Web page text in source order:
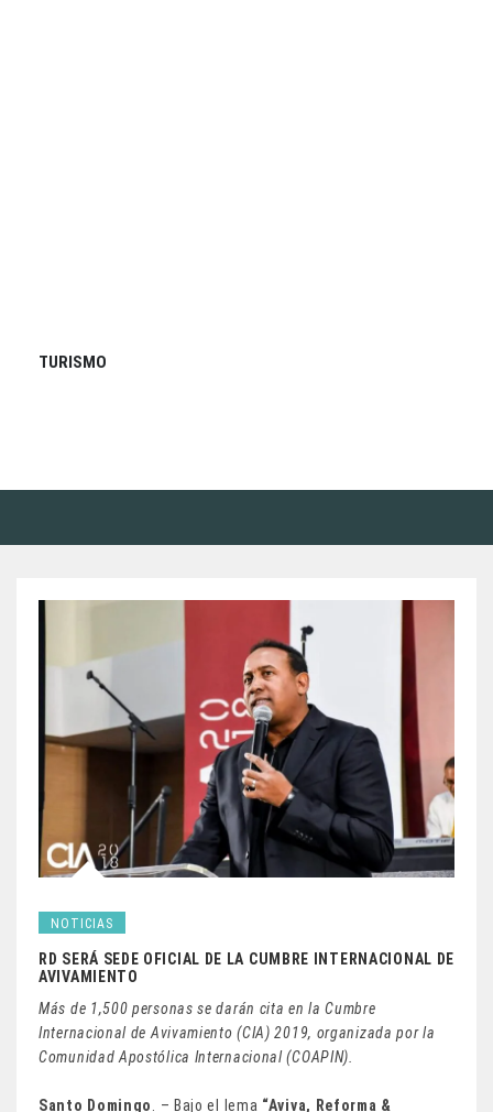
TURISMO
NOTICIAS
RD SERÁ SEDE OFICIAL DE LA CUMBRE INTERNACIONAL DE
AVIVAMIENTO
Más de 1,500 personas se darán cita en la Cumbre
Internacional de Avivamiento (CIA) 2019, organizada por la
Comunidad Apostólica Internacional (COAPIN).
Santo Domingo . – Bajo el lema “Aviva, Reforma &